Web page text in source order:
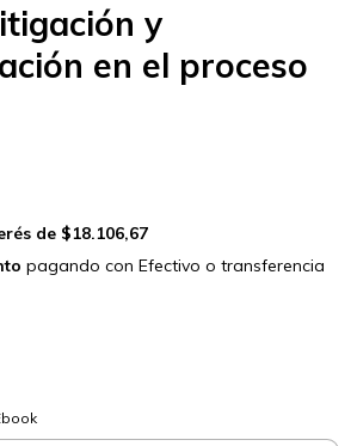
y
en el proceso
de $18.106,67
pagando con Efectivo o transferencia